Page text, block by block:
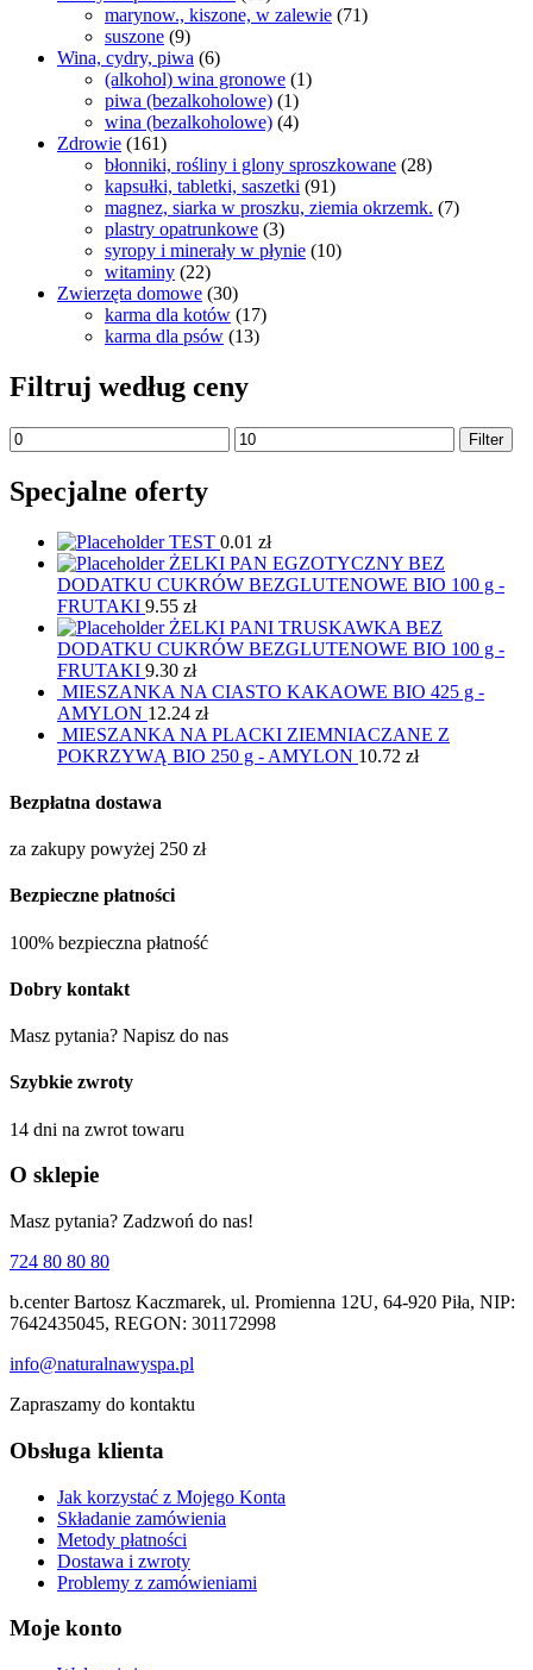
marynow., kiszone, w zalewie (71)
suszone (9)
Wina, cydry, piwa (6)
(alkohol) wina gronowe (1)
piwa (bezalkoholowe) (1)
wina (bezalkoholowe) (4)
Zdrowie (161)
błonniki, rośliny i glony sproszkowane (28)
kapsułki, tabletki, saszetki (91)
magnez, siarka w proszku, ziemia okrzemk. (7)
plastry opatrunkowe (3)
syropy i minerały w płynie (10)
witaminy (22)
Zwierzęta domowe (30)
karma dla kotów (17)
karma dla psów (13)
Filtruj według ceny
Filter
Specjalne oferty
TEST 0.01 zł
ŻELKI PAN EGZOTYCZNY BEZ
DODATKU CUKRÓW BEZGLUTENOWE BIO 100 g -
FRUTAKI 9.55 zł
ŻELKI PANI TRUSKAWKA BEZ
DODATKU CUKRÓW BEZGLUTENOWE BIO 100 g -
FRUTAKI 9.30 zł
MIESZANKA NA CIASTO KAKAOWE BIO 425 g -
AMYLON 12.24 zł
MIESZANKA NA PLACKI ZIEMNIACZANE Z
POKRZYWĄ BIO 250 g - AMYLON 10.72 zł
Bezpłatna dostawa
za zakupy powyżej 250 zł
Bezpieczne płatności
100% bezpieczna płatność
Dobry kontakt
Masz pytania? Napisz do nas
Szybkie zwroty
14 dni na zwrot towaru
O sklepie
Masz pytania? Zadzwoń do nas!
724 80 80 80
b.center Bartosz Kaczmarek, ul. Promienna 12U, 64-920 Piła, NIP:
7642435045, REGON: 301172998
info@naturalnawyspa.pl
Zapraszamy do kontaktu
Obsługa klienta
Jak korzystać z Mojego Konta
Składanie zamówienia
Metody płatności
Dostawa i zwroty
Problemy z zamówieniami
Moje konto